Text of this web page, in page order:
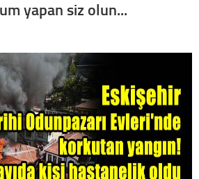
yapan siz olun...